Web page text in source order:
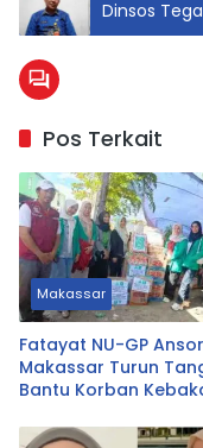
Dinsos
Punggung
Pos Terkait
Makassar
Fatayat NU-GP Ansor
Makassar Turun
Bantu Korban